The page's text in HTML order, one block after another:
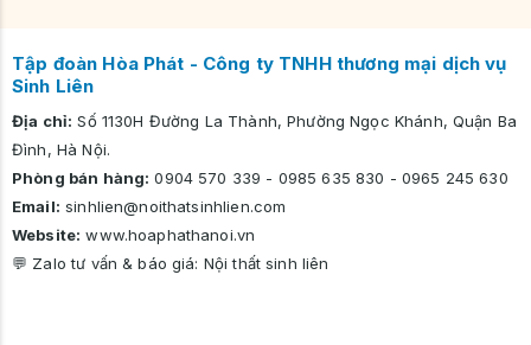
Tập đoàn Hòa Phát - Công ty TNHH thương mại dịch vụ
Sinh Liên
Địa chỉ: Số 1130H Đường La Thành, Phường Ngọc Khánh, Quận Ba
Đình, Hà Nội.
Phòng bán hàng: 0904 570 339 - 0985 635 830 - 0965 245 630
Email: sinhlien@noithatsinhlien.com
Website: www.hoaphathanoi.vn
💬 Zalo tư vấn & báo giá: Nội thất sinh liên